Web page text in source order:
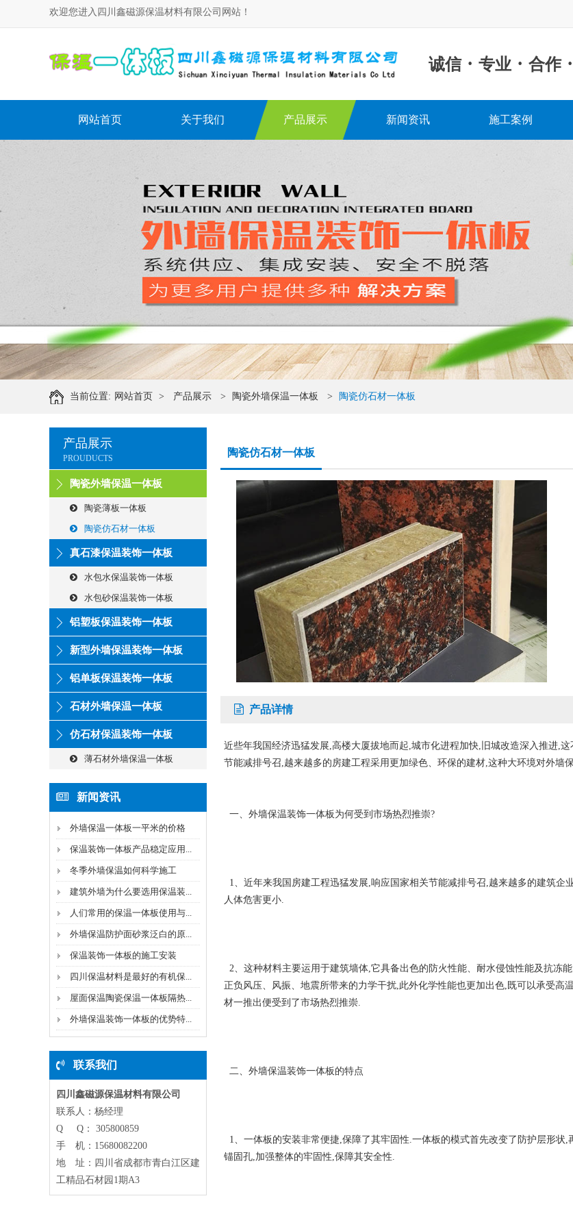
欢迎您进入四川鑫磁源保温材料有限公司网站！
诚信 · 专业 · 合作 ·
网站首页 关于我们 产品展示 新闻资讯 施工案例
当前位置: 网站首页 > 产品展示 > 陶瓷外墙保温一体板 > 陶瓷仿石材一体板
产品展示
PROUDUCTS
陶瓷外墙保温一体板
陶瓷薄板一体板
陶瓷仿石材一体板
真石漆保温装饰一体板
水包水保温装饰一体板
水包砂保温装饰一体板
铝塑板保温装饰一体板
新型外墙保温装饰一体板
铝单板保温装饰一体板
石材外墙保温一体板
仿石材保温装饰一体板
薄石材外墙保温一体板
新闻资讯
外墙保温一体板一平米的价格
保温装饰一体板产品稳定应用...
冬季外墙保温如何科学施工
建筑外墙为什么要选用保温装...
人们常用的保温一体板使用与...
外墙保温防护面砂浆泛白的原...
保温装饰一体板的施工安装
四川保温材料是最好的有机保...
屋面保温陶瓷保温一体板隔热...
外墙保温装饰一体板的优势特...
联系我们
四川鑫磁源保温材料有限公司
联系人：杨经理
Q Q： 305800859
手 机：15680082200
地 址：四川省成都市青白江区建
工精品石材园1期A3
陶瓷仿石材一体板
产品详情
近些年我国经济迅猛发展,高楼大厦拔地而起,城市化进程加快,旧城改造深入推进,
节能减排号召,越来越多的房建工程采用更加绿色、环保的建材,这种大环境对外墙
一、外墙保温装饰一体板为何受到市场热烈推崇?
1、近年来我国房建工程迅猛发展,响应国家相关节能减排号召,越来越多的建筑
人体危害更小.
2、这种材料主要运用于建筑墙体,它具备出色的防火性能、耐水侵蚀性能及抗冻
正负风压、风振、地震所带来的力学干扰,此外化学性能也更加出色,既可以承受
材一推出便受到了市场热烈推崇.
二、外墙保温装饰一体板的特点
1、一体板的安装非常便捷,保障了其牢固性.一体板的模式首先改变了防护层形
锚固孔,加强整体的牢固性,保障其安全性.